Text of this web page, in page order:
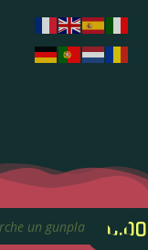
0.00